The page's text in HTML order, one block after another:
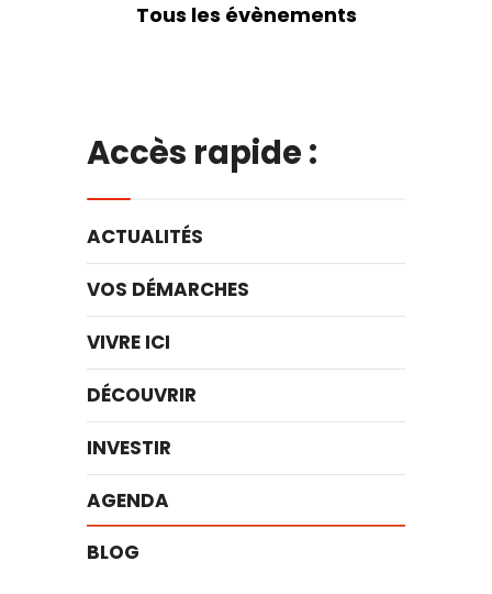
Tous les évènements
Accès rapide :
ACTUALITÉS
VOS DÉMARCHES
VIVRE ICI
DÉCOUVRIR
INVESTIR
AGENDA
BLOG